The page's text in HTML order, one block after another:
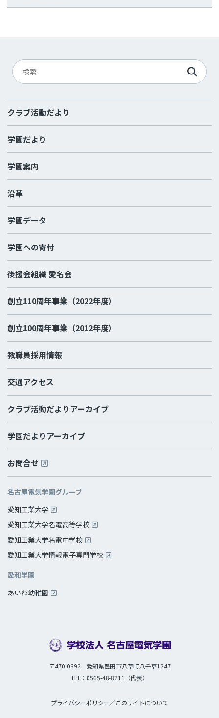
クラブ活動だより
学園だより
学園案内
沿革
学園データ
学園への寄付
後援会組織 愛名会
創立110周年事業（2022年度）
創立100周年事業（2012年度）
教職員採用情報
交通アクセス
クラブ活動だよりアーカイブ
学園だよりアーカイブ
お問合せ
名古屋電気学園グループ
愛知工業大学
愛知工業大学名電高等学校
愛知工業大学名電中学校
愛知工業大学情報電子専門学校
愛和学園
あいわ幼稚園
〒470-0392 愛知県豊田市八草町八千草1247
TEL：0565-48-8711（代表）
プライバシーポリシー／このサイトについて